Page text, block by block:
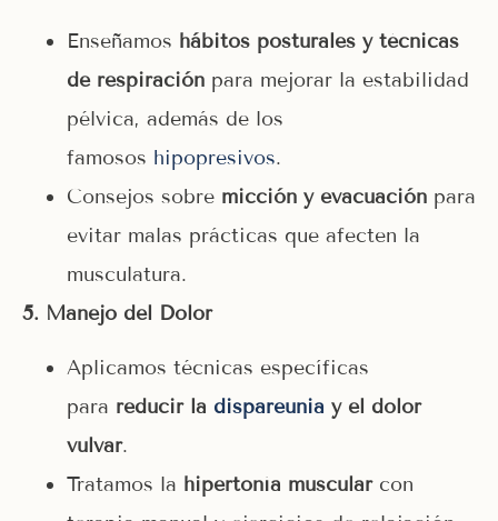
Enseñamos hábitos posturales y técnicas
de respiración para mejorar la estabilidad
pélvica, además de los
famosos hipopresivos.
Consejos sobre micción y evacuación para
evitar malas prácticas que afecten la
musculatura.
5️. Manejo del Dolor
Aplicamos técnicas específicas
para reducir la dispareunia y el dolor
vulvar.
Tratamos la hipertonía muscularcon